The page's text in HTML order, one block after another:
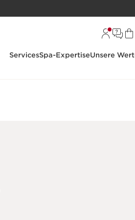
ServicesSpa-ExpertiseUnsere